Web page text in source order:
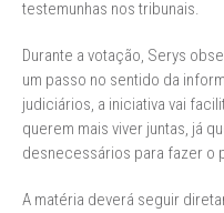
testemunhas nos tribunais.
Durante a votação, Serys
um passo no sentido da
judiciários, a iniciativa vai
querem mais viver juntas, já
desnecessários para fazer o
A matéria deverá seguir